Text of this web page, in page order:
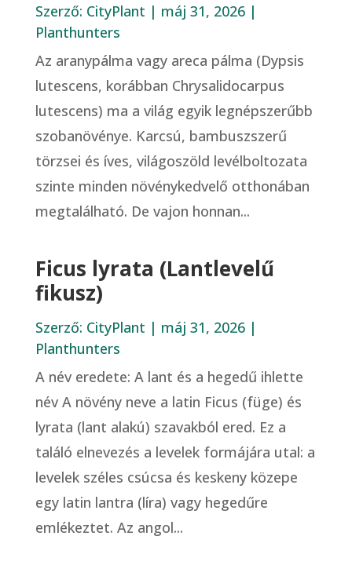
Szerző: CityPlant | máj 31, 2026|
Planthunters
Az aranypálma vagy areca pálma (Dypsis
lutescens, korábban Chrysalidocarpus
lutescens) ma a világ egyik legnépszerűbb
szobanövénye. Karcsú, bambuszszerű
törzsei és íves, világoszöld levélboltozata
szinte minden növénykedvelő otthonában
megtalálható. De vajon honnan...
Ficus lyrata (Lantlevelű
fikusz)
Szerző: CityPlant | máj 31, 2026|
Planthunters
A név eredete: A lant és a hegedű ihlette
név A növény neve a latin Ficus (füge) és
lyrata (lant alakú) szavakból ered. Ez a
találó elnevezés a levelek formájára utal: a
levelek széles csúcsa és keskeny közepe
egy latin lantra (líra) vagy hegedűre
emlékeztet. Az angol...